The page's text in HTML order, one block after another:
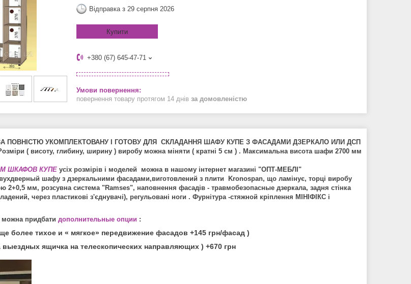
Відправка з 29 серпня 2026
Купити
+380 (67) 645-47-71
повернення товару протягом 14 днів за домовленістю
ПОВНІСТЮ УКОМПЛЕКТОВАНУ І ГОТОВУ ДЛЯ СКЛАДАННЯ ШАФУ КУПЕ З ФАСАДАМИ ДЗЕРКАЛО ИЛИ ДСП
( висоту, глибину, ширину ) виробу можна міняти ( кратні 5 см ) . Максимальна висота шафи 2700 мм
ШКАФОВ КУПЕ усіх розмірів і моделей можна в нашому інтернет магазині "ОПТ-МЕБЛІ"
шафу з дзеркальними фасадами,виготовлений з плити Kronospan, що ламінує, торці виробу
2+0,5 мм, розсувна система "Ramses", наповнення фасадів - травмобезопасные дзеркала, задня стінка
через пластикові з'єднувачі), регульовані ноги . Фурнітура -стяжной кріплення МІНІФІКС і
придбати дополнительные опции :
более тихое и « мягкое» передвижение фасадов +145 грн/фасад )
ящичка на телескопических направляющих ) +670 грн